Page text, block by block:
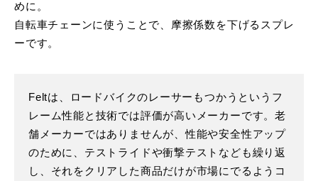
めに。
自転車チェーンに使うことで、摩擦係数を下げるスプレ
ーです。
Feltは、ロードバイクのレーサーもつかうというフ
レーム性能と技術では評価が高いメーカーです。老
舗メーカーではありませんが、性能や安全性アップ
のために、テストライドや衝撃テストなども繰り返
し、それをクリアした商品だけが市場にでるようコ